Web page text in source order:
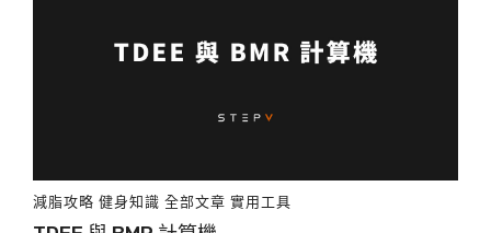
減脂攻略 健身知識 全部文章 實用工具